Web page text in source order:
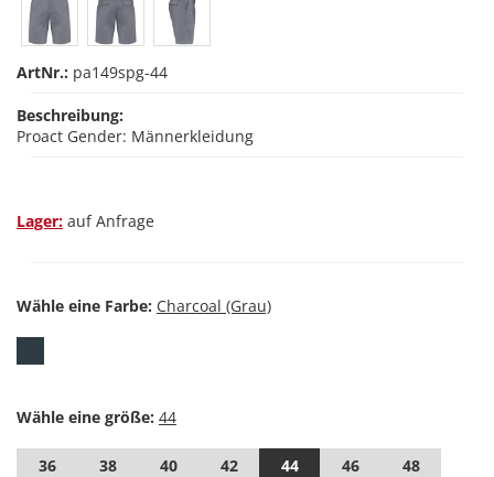
ArtNr.: pa149spg-44
Beschreibung:
Proact Gender: Männerkleidung
Lager: auf Anfrage
Wähle eine Farbe:
Wähle eine größe:
36 38 40 42 44 46
48